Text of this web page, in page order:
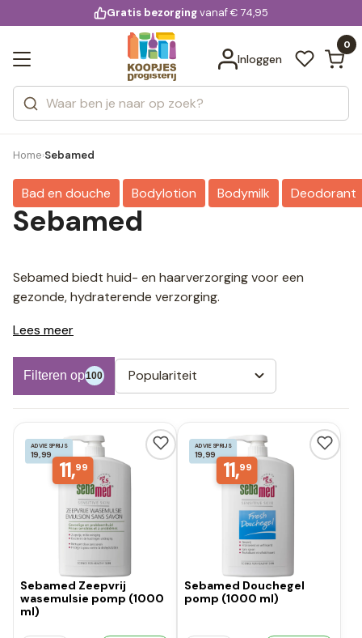
voor 20:00 uur besteld
Gratis bezorgingvanaf € 74,95
Inloggen
0
Zoeken
Categorieën
Merken
Bekijk alle resultaten
Home›Sebamed
Bad en douche Bodylotion Bodymilk Deodorant
Sebamed
Sebamed biedt huid- en haarverzorging voor een
gezonde, hydraterende verzorging.
Lees meer
Filteren op100 Populariteit
ADVIESPRIJS
19,99
11,99
Sebamed Zeepvrij
wasemulsie pomp (1000
ml)
ADVIESPRIJS
19,99
11,99
Sebamed Douchegel
pomp (1000 ml)